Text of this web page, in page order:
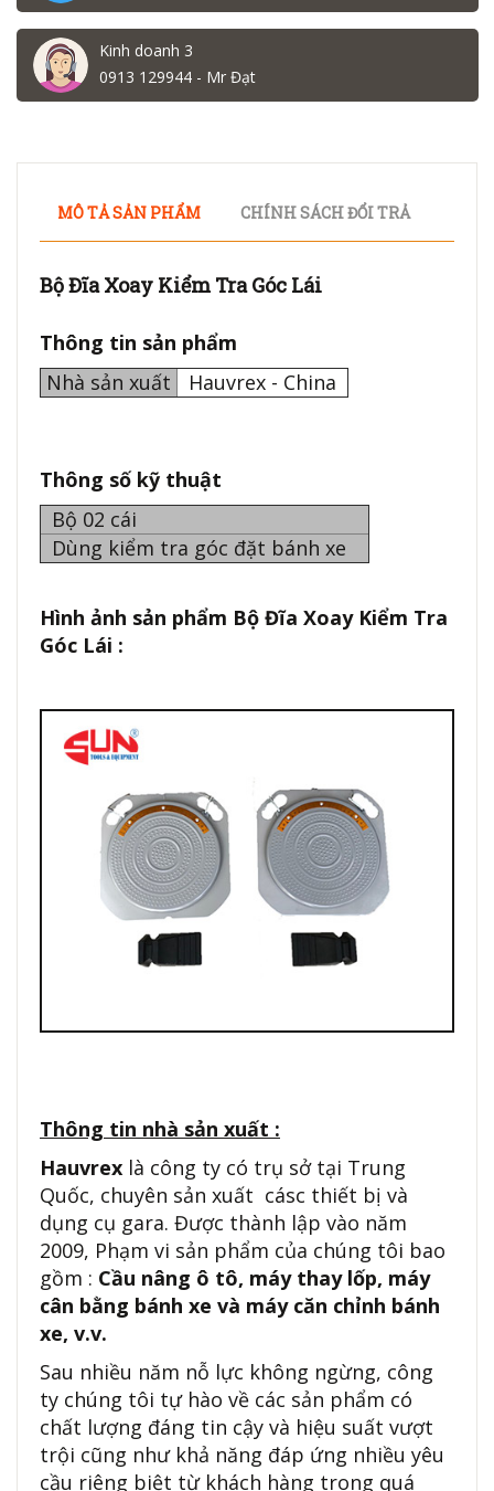
Kinh doanh 3
0913 129944 - Mr Đạt
MÔ TẢ SẢN PHẨM CHÍNH SÁCH ĐỔI TRẢ
Bộ Đĩa Xoay Kiểm Tra Góc Lái
Thông tin sản phẩm
Nhà sản xuất
Hauvrex - China
Thông số kỹ thuật
Bộ 02 cái
Dùng kiểm tra góc đặt bánh xe
Hình ảnh sản phẩm Bộ Đĩa Xoay Kiểm Tra
Góc Lái :
Thông tin nhà sản xuất :
Hauvrex là công ty có trụ sở tại Trung
Quốc, chuyên sản xuất cásc thiết bị và
dụng cụ gara. Được thành lập vào năm
2009, Phạm vi sản phẩm của chúng tôi bao
gồm : Cầu nâng ô tô, máy thay lốp, máy
cân bằng bánh xe và máy căn chỉnh bánh
xe, v.v.
Sau nhiều năm nỗ lực không ngừng, công
ty chúng tôi tự hào về các sản phẩm có
chất lượng đáng tin cậy và hiệu suất vượt
trội cũng như khả năng đáp ứng nhiều yêu
cầu riêng biệt từ khách hàng trong quá